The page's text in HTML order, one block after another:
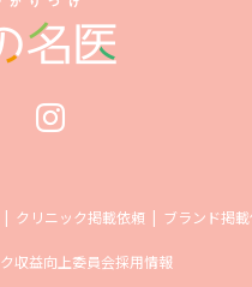
クリニック掲載依頼 ブランド掲
収益向上委員会採用情報